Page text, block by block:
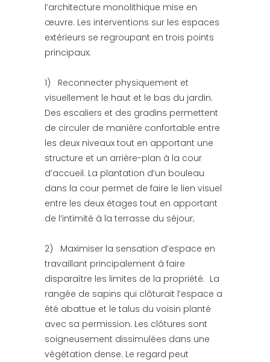
l’architecture monolithique mise en
œuvre. Les interventions sur les espaces
extérieurs se regroupant en trois points
principaux:
1) Reconnecter physiquement et
visuellement le haut et le bas du jardin.
Des escaliers et des gradins permettent
de circuler de manière confortable entre
les deux niveaux tout en apportant une
structure et un arrière-plan à la cour
d’accueil. La plantation d’un bouleau
dans la cour permet de faire le lien visuel
entre les deux étages tout en apportant
de l’intimité à la terrasse du séjour;
2) Maximiser la sensation d’espace en
travaillant principalement à faire
disparaître les limites de la propriété. La
rangée de sapins qui clôturait l’espace a
été abattue et le talus du voisin planté
avec sa permission. Les clôtures sont
soigneusement dissimulées dans une
végétation dense. Le regard peut